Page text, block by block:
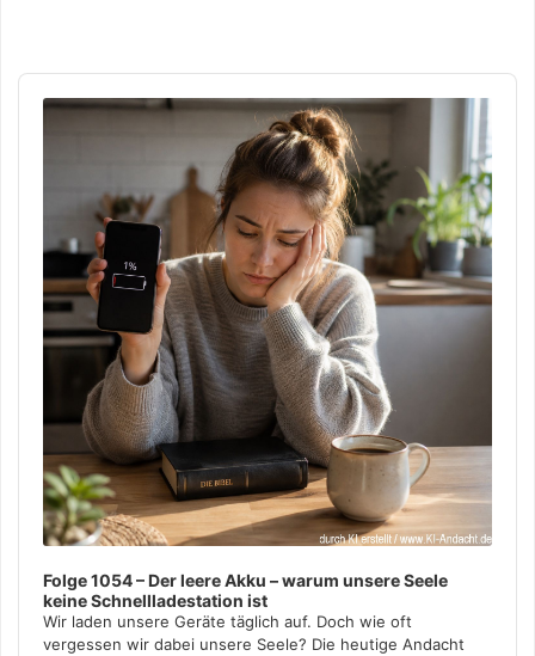
Audio
Player
Folge 1054 – Der leere Akku – warum unsere Seele
keine Schnellladestation ist
Wir laden unsere Geräte täglich auf. Doch wie oft
vergessen wir dabei unsere Seele? Die heutige Andacht